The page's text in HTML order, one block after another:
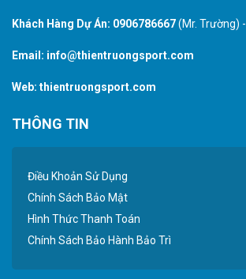
Khách Hàng Dự Án: 0906786667(Mr. Trường) -
Email: info@thientruongsport.com
Web: thientruongsport.com
THÔNG TIN
Điều Khoản Sử Dụng
Chính Sách Bảo Mật
Hình Thức Thanh Toán
Chính Sách Bảo Hành Bảo Trì